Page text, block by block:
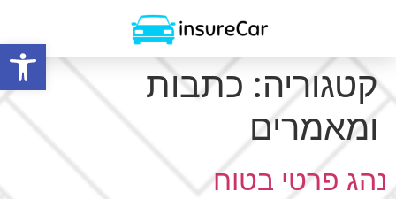
קטגוריה: כתבות
ומאמרים
נהג פרטי בטוח
פתח